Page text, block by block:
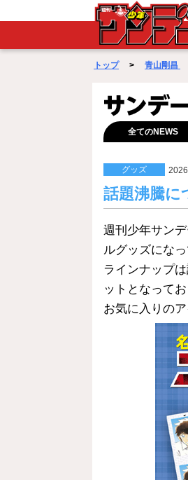
WEBサンデー
トップ> 青山剛昌
サンデーNEWS
全てのNEWS
グッズ
話題沸騰に
週刊少年サン
ルグッズにな
ラインナップ
ットとなってお
お気に入りの